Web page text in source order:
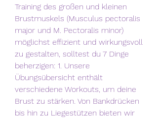
Training des großen und kleinen
Brustmuskels (Musculus pectoralis
major und M. Pectoralis minor)
möglichst effizient und wirkungsvoll
zu gestalten, solltest du 7 Dinge
beherzigen: 1. Unsere
Übungsübersicht enthält
verschiedene Workouts, um deine
Brust zu stärken. Von Bankdrücken
bis hin zu Liegestützen bieten wir